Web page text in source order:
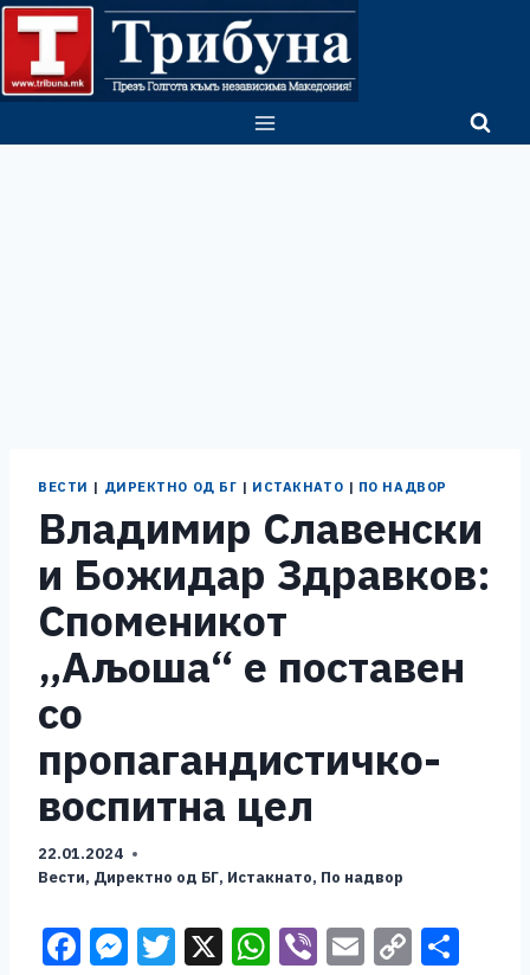
Skip
content
ВЕСТИ | ДИРЕКТНО ОД БГ | ИСТАКНАТО | ПО НАДВОР
Владимир Славенски
и Божидар Здравков:
Споменикот
„Аљоша“ е поставен
со
пропагандистичко-
воспитна цел
22.01.2024
Вести, Директно од БГ, Истакнато, По надвор
F M T X W Vi E C